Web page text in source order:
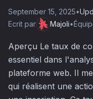
September 15, 2025•
Ecrit par
Majoli•
Aperçu Le taux de
essentiel dans
plateforme web. Il
qui réalisent une